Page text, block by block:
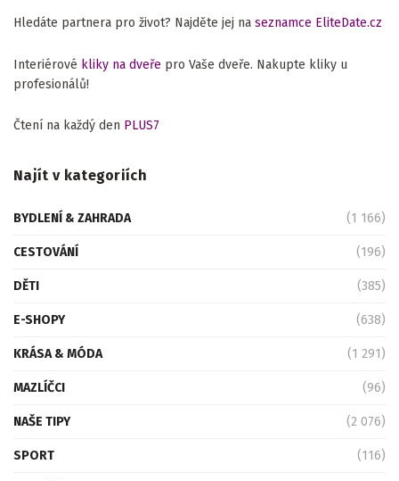
Hledáte partnera pro život? Najděte jej na seznamce EliteDate.cz
Interiérové kliky na dveře pro Vaše dveře. Nakupte kliky u
profesionálů!
Čtení na každý den PLUS7
Najít v kategoriích
BYDLENÍ & ZAHRADA (1 166)
CESTOVÁNÍ (196)
DĚTI (385)
E-SHOPY (638)
KRÁSA & MÓDA (1 291)
MAZLÍČCI (96)
NAŠE TIPY (2 076)
SPORT (116)